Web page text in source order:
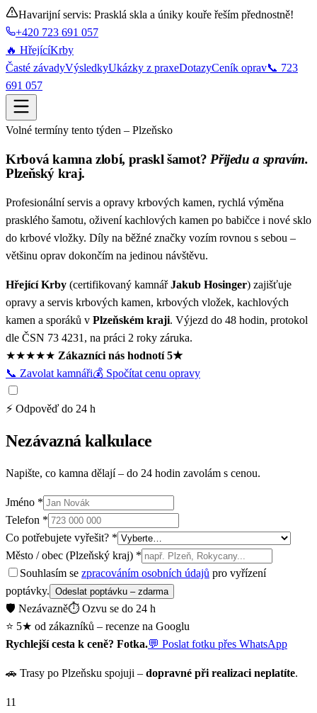
Havarijní servis: Prasklá skla a úniky kouře řeším přednostně!
+420 723 691 057
🔥 HřejícíKrby
Časté závadyVýsledkyUkázky z praxeDotazyCeník oprav📞 723
691 057
Volné termíny tento týden – Plzeňsko
Krbová kamna zlobí, praskl šamot? Přijedu a spravím.
Plzeňský kraj.
Profesionální servis a opravy krbových kamen, rychlá výměna
prasklého šamotu, oživení kachlových kamen po babičce i nové sklo
do krbové vložky. Díly na běžné značky vozím rovnou s sebou –
většinu oprav dokončím na jedinou návštěvu.
Hřející Krby (certifikovaný kamnářJakub Hosinger) zajišťuje
opravy a servis krbových kamen, krbových vložek, kachlových
kamen a sporáků v Plzeňském kraji. Výjezd do 48 hodin, protokol
dle ČSN 73 4231, na práci 2 roky záruka.
★★★★★ Zákazníci nás hodnotí 5★
📞 Zavolat kamnáři💰 Spočítat cenu opravy
⚡ Odpověď do 24 h
Nezávazná kalkulace
Napište, co kamna dělají – do 24 hodin zavolám s cenou.
Jméno *
Telefon *
Co potřebujete vyřešit? *
Město / obec (Plzeňský kraj) *
Souhlasím se zpracováním osobních údajů pro vyřízení
poptávky. Odeslat poptávku – zdarma
🛡️ Nezávazně⏱️ Ozvu se do 24 h
⭐ 5★ od zákazníků – recenze na Googlu
Rychlejší cesta k ceně? Fotka.💬 Poslat fotku přes WhatsApp
🚗 Trasy po Plzeňsku spojuji – dopravné při realizaci neplatíte.
11